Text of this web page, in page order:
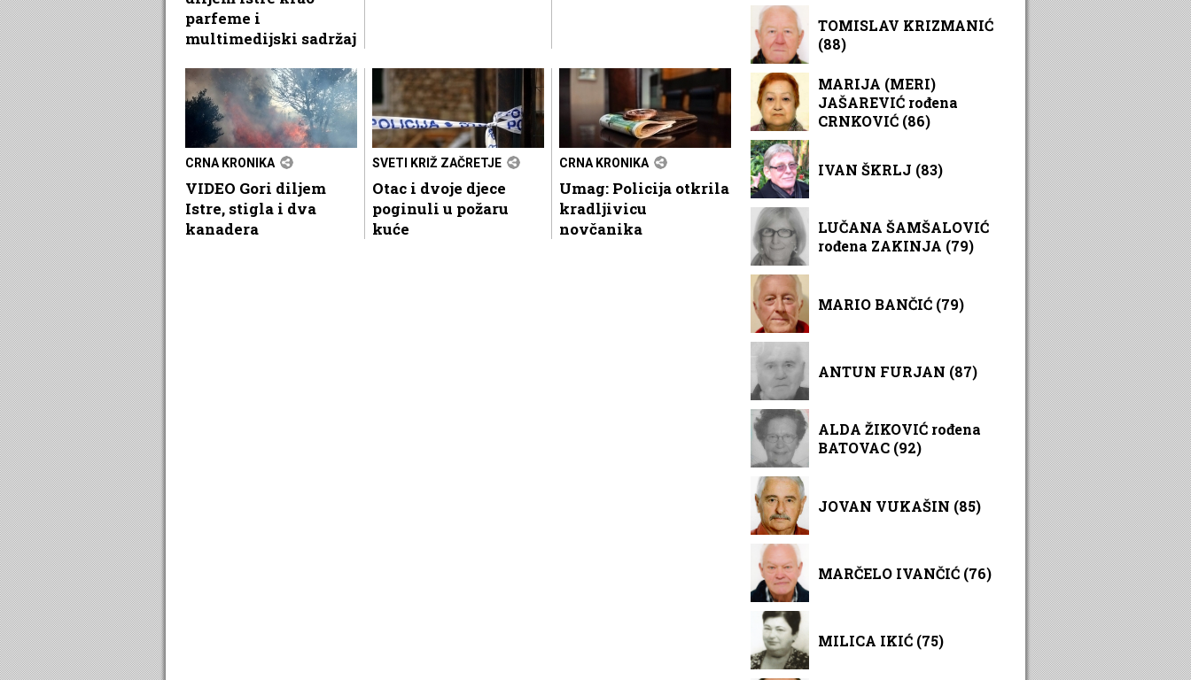
parfeme i
multimedijski sadržaj
CRNA KRONIKA
VIDEO Gori diljem
Istre, stigla i dva
kanadera
SVETI KRIŽ ZAČRETJE
Otac i dvoje djece
poginuli u požaru
kuće
CRNA KRONIKA
Umag: Policija otkrila
kradljivicu
novčanika
TOMISLAV KRIZMANIĆ
(88)
MARIJA (MERI)
JAŠAREVIĆ rođena
CRNKOVIĆ (86)
IVAN ŠKRLJ (83)
LUČANA ŠAMŠALOVIĆ
rođena ZAKINJA (79)
MARIO BANČIĆ (79)
ANTUN FURJAN (87)
ALDA ŽIKOVIĆ rođena
BATOVAC (92)
JOVAN VUKAŠIN (85)
MARČELO IVANČIĆ (76)
MILICA IKIĆ (75)